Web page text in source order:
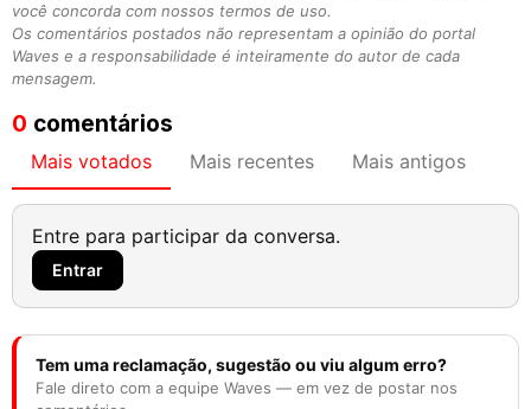
você concorda com nossos termos de uso.
Os comentários postados não representam a opinião do portal
Waves e a responsabilidade é inteiramente do autor de cada
mensagem.
0 comentários
Mais votados Mais recentes Mais antigos
Entre para participar da conversa.
Entrar
Tem uma reclamação, sugestão ou viu algum erro?
Fale direto com a equipe Waves — em vez de postar nos